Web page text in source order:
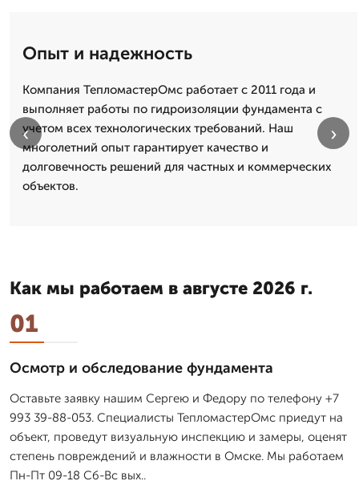
Опыт и надежность
Компания ТепломастерОмс работает с 2011 года и
выполняет работы по гидроизоляции фундамента с
учетом всех технологических требований. Наш
многолетний опыт гарантирует качество и
долговечность решений для частных и коммерческих
объектов.
‹ ›
Как мы работаем в августе 2026 г.
01
Осмотр и обследование фундамента
Оставьте заявку нашим Сергею и Федору по телефону +7
993 39-88-053. Специалисты ТепломастерОмс приедут на
объект, проведут визуальную инспекцию и замеры, оценят
степень повреждений и влажности в Омске. Мы работаем
Пн-Пт 09-18 Сб-Вс вых..